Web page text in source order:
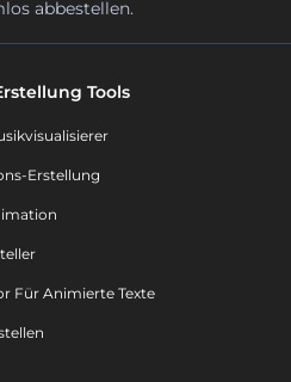
abbestellen.
Tools
Erstellung
Für Animierte Texte